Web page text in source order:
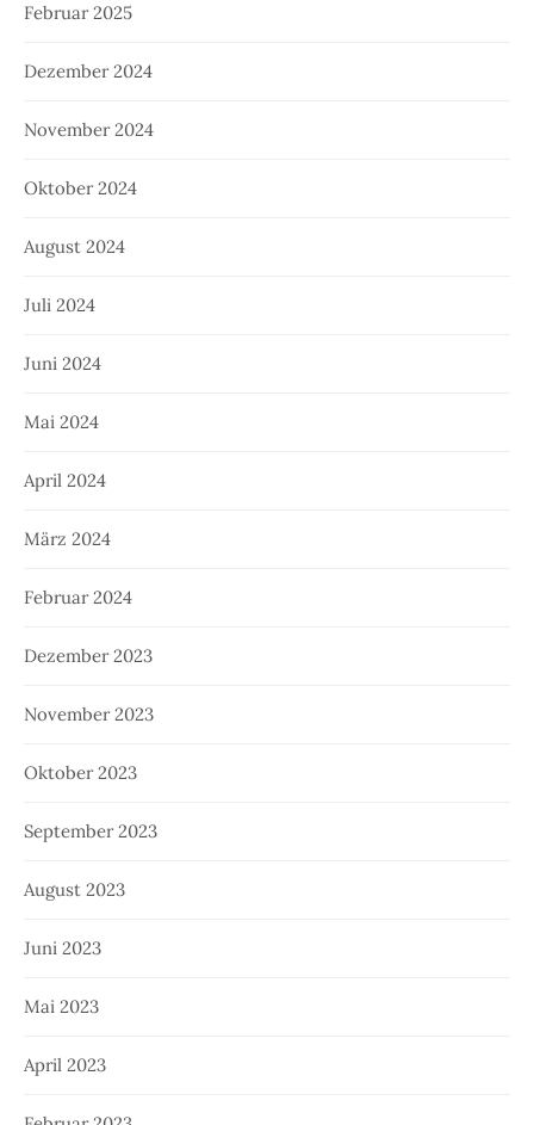
Februar 2025
Dezember 2024
November 2024
Oktober 2024
August 2024
Juli 2024
Juni 2024
Mai 2024
April 2024
März 2024
Februar 2024
Dezember 2023
November 2023
Oktober 2023
September 2023
August 2023
Juni 2023
Mai 2023
April 2023